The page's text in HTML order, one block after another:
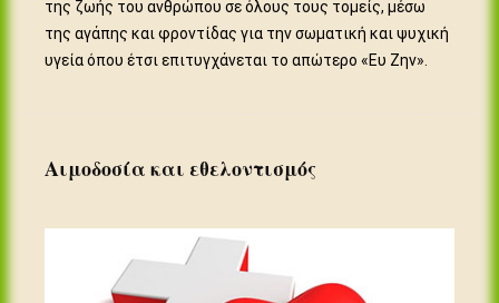
της ζωής του ανθρώπου σε όλους τους τομείς, μέσω
της αγάπης και φροντίδας για την σωματική και ψυχική
υγεία όπου έτσι επιτυγχάνεται το απώτερο «Ευ Ζην».
Αιμοδοσία και εθελοντισμός